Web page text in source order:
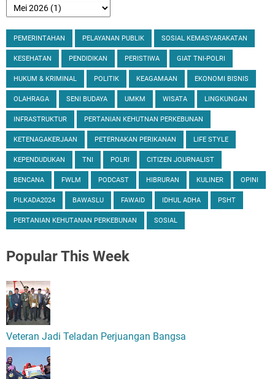
PEMERINTAHAN PELAYANAN PUBLIK SOSIAL KEMASYARAKATAN
KESEHATAN PENDIDIKAN PERISTIWA GIAT TNI-POLRI
HUKUM & KRIMINAL POLITIK KEAGAMAAN EKONOMI BISNIS
OLAHRAGA SENI BUDAYA UMKM WISATA LINGKUNGAN
INFRASTRUKTUR PERTANIAN KEHUTNAN PERKEBUNAN
KETENAGAKERJAAN PETERNAKAN PERIKANAN LIFE STYLE
KEPENDUDUKAN TNI POLRI CITIZEN JOURNALIST
BENCANA FWLM PODCAST HIBRURAN KULINER OPINI
PILKADA2024 BAWASLU FAWAID IDHUL ADHA PSHT
PERTANIAN KEHUTANAN PERKEBUNAN SOSIAL
PopularThis Week
Veteran Jadi Teladan Perjuangan Bangsa